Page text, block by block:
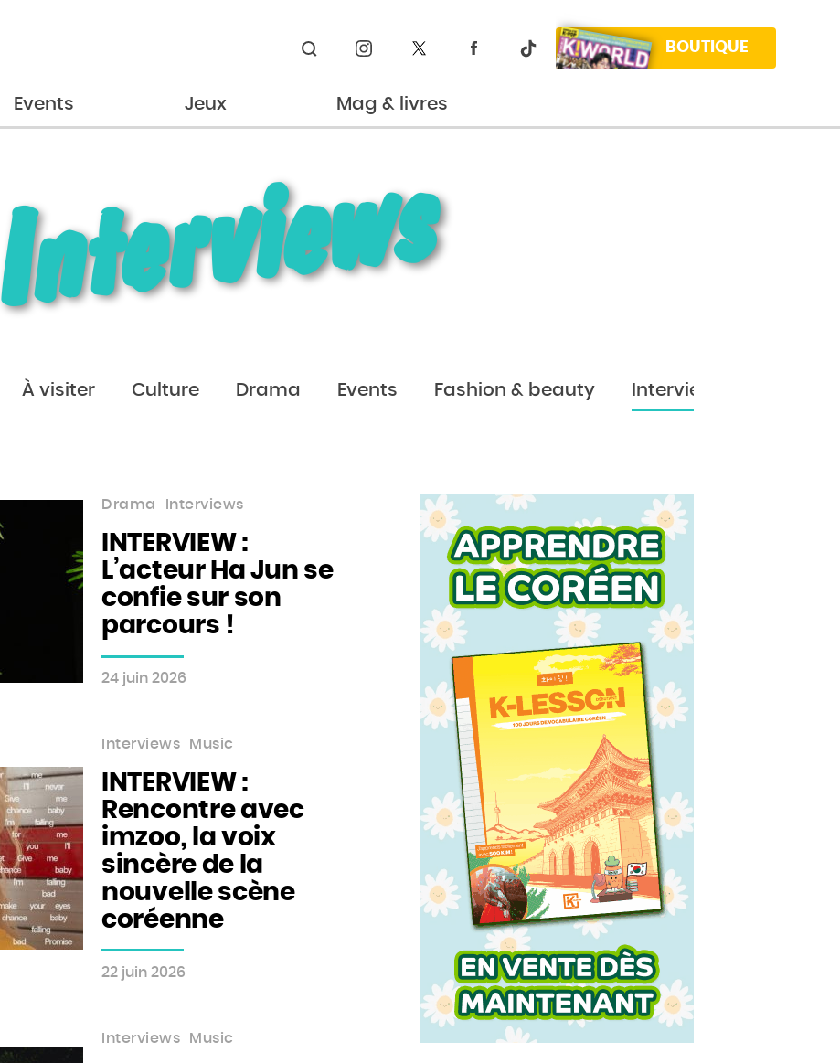
Rechercher
BOUTIQUE
Events Jeux Mag & livres
Interviews
À visiter Culture Drama Events Fashion & beauty Interviews
Drama Interviews
INTERVIEW :
L’acteur Ha Jun se
confie sur son
parcours !
24 juin 2026
Interviews Music
INTERVIEW :
Rencontre avec
imzoo, la voix
sincère de la
nouvelle scène
coréenne
22 juin 2026
Interviews Music